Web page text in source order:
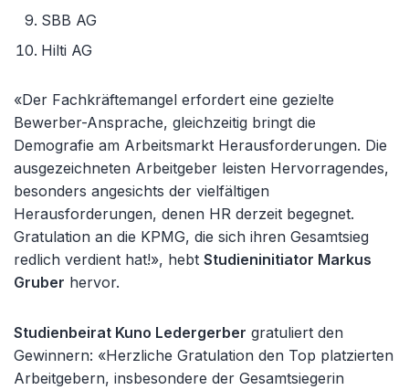
SBB AG
Hilti AG
«Der Fachkräftemangel erfordert eine gezielte
Bewerber-Ansprache, gleichzeitig bringt die
Demografie am Arbeitsmarkt Herausforderungen. Die
ausgezeichneten Arbeitgeber leisten Hervorragendes,
besonders angesichts der vielfältigen
Herausforderungen, denen HR derzeit begegnet.
Gratulation an die KPMG, die sich ihren Gesamtsieg
redlich verdient hat!», hebt Studieninitiator Markus
Gruber hervor.
Studienbeirat Kuno Ledergerber gratuliert den
Gewinnern: «Herzliche Gratulation den Top platzierten
Arbeitgebern, insbesondere der Gesamtsiegerin